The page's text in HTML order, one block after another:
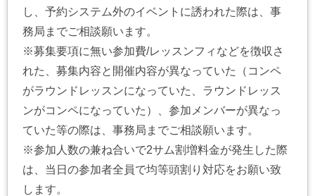
し、予約システム外のイベントに誘われた際は、事
務局までご相談願います。
※募集要項に無い参加費/レッスンフィなどを徴収さ
れた、募集内容と開催内容が異なっていた（コンペ
がラウンドレッスンになっていた、ラウンドレッス
ンがコンペになっていた）、参加メンバーが異なっ
ていた等の際は、事務局までご相談願います。
※参加人数の兼ね合いで2サム割増料金が発生した際
は、当日の参加者全員で均等頭割り対応をお願い致
します。